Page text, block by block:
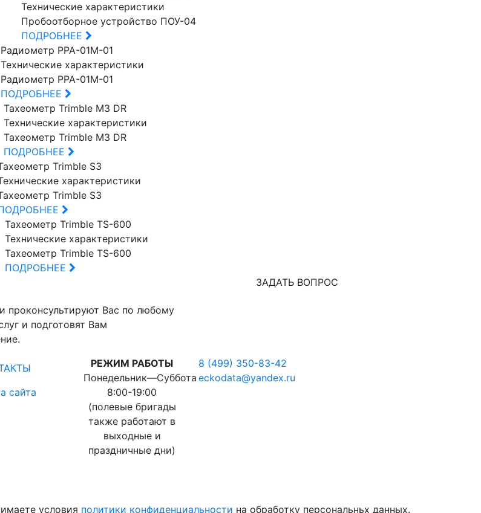
Технические характеристики
Пробоотборное устройство ПОУ-04
ПОДРОБНЕЕ
Радиометр РРА-01М-01
Технические характеристики
Радиометр РРА-01М-01
ПОДРОБНЕЕ
Тахеометр Trimble M3 DR
Технические характеристики
Тахеометр Trimble M3 DR
ПОДРОБНЕЕ
Trimble S3
характеристики
Trimble S3
Тахеометр Trimble TS-600
Технические характеристики
Тахеометр Trimble TS-600
ПОДРОБНЕЕ
проконсультируют Вас по любому
и подготовят Вам
ЗАДАТЬ ВОПРОС
сайта
РЕЖИМ РАБОТЫ
Понедельник―Суббота
8:00-19:00
(полевые бригады
также работают в
выходные и
праздничные дни)
8 (499) 350-83-42
eckodata@yandex.ru
условия политики конфиденциальности на обработку персональньх данных.